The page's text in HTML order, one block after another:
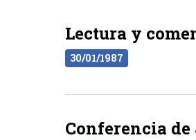
Lectura y
30/01/1987
Conferencia